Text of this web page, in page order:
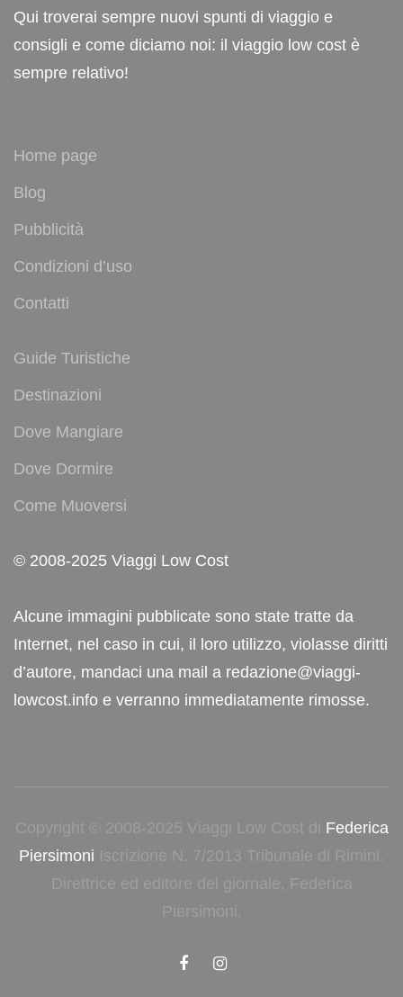
Qui troverai sempre nuovi spunti di viaggio e
consigli e come diciamo noi: il viaggio low cost è
sempre relativo!
Home page
Blog
Pubblicità
Condizioni d’uso
Contatti
Guide Turistiche
Destinazioni
Dove Mangiare
Dove Dormire
Come Muoversi
© 2008-2025 Viaggi Low Cost
Alcune immagini pubblicate sono state tratte da
Internet, nel caso in cui, il loro utilizzo, violasse diritti
d’autore, mandaci una mail a redazione@viaggi-
lowcost.info e verranno immediatamente rimosse.
Copyright © 2008-2025 Viaggi Low Cost di Federica
Piersimoni Iscrizione N. 7/2013 Tribunale di Rimini.
Direttrice ed editore del giornale, Federica
Piersimoni.